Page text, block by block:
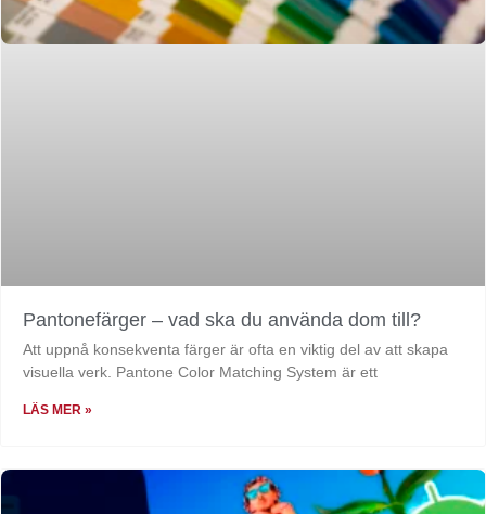
Pantonefärger – vad ska du använda dom till?
Att uppnå konsekventa färger är ofta en viktig del av att skapa
visuella verk. Pantone Color Matching System är ett
LÄS MER »